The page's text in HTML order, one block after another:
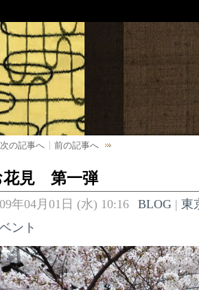
次の記事へ 前の記事へ
花見 第一弾
年04月01日 (水) 10:16 BLOG| 東
ント